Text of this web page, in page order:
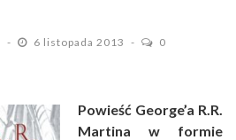
6 listopada 2013 0
Powieść George’a R.R.
Martina w formie